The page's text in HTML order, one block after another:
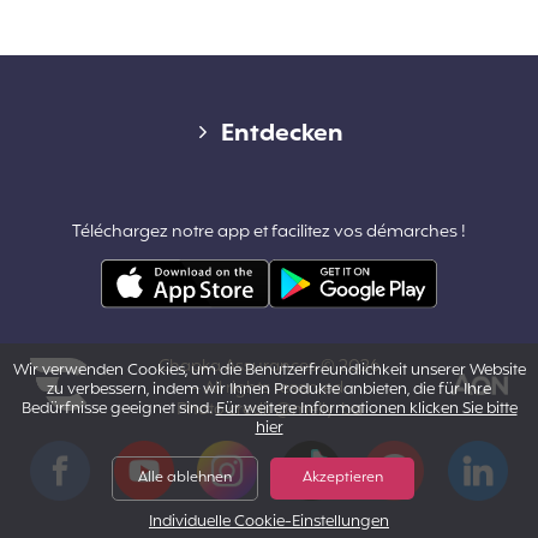
Entdecken
Pro-Bereich & Partnerschaften
Téléchargez notre app et facilitez vos démarches !
Chapka Assurances © 2026
– All rights reserved.
Photo credit @melly_ba
YouTube Instagram Tiktok Pinterest LinkedIn
Wir verwenden Cookies, um die Benutzerfreundlichkeit unserer Website
zu verbessern, indem wir Ihnen Produkte anbieten, die für Ihre
Bedürfnisse geeignet sind.Für weitere Informationen klicken Sie bitte
hier
Alle ablehnen Akzeptieren
Individuelle Cookie-Einstellungen